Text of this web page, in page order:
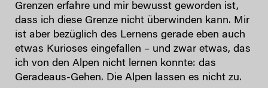
Grenzen erfahre und mir bewusst geworden ist,
dass ich diese Grenze nicht überwinden kann. Mir
ist aber bezüglich des Lernens gerade eben auch
etwas Kurioses eingefallen – und zwar etwas, das
ich von den Alpen nicht lernen konnte: das
Geradeaus-Gehen. Die Alpen lassen es nicht zu.